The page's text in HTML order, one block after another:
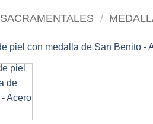
SACRAMENTALES /